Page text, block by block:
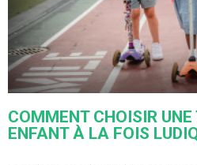
COMMENT CHOISIR
ENFANT À LA FOIS